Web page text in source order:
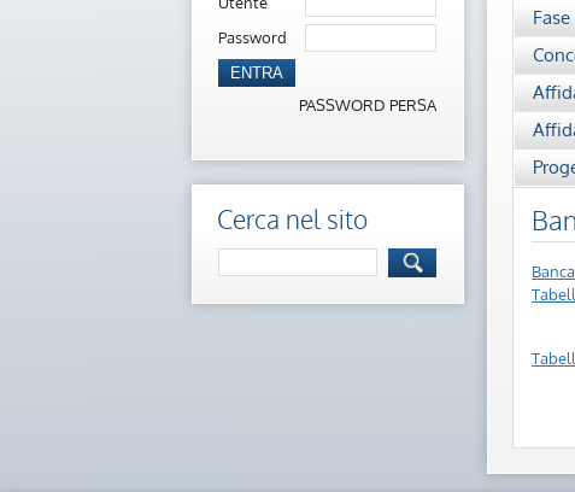
Password
ENTRA
PASSWORD PERSA
Cerca nel sito